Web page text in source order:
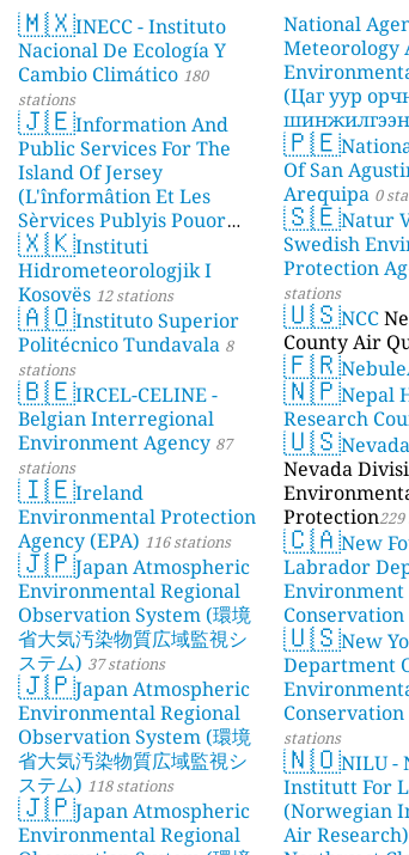
🇲🇽INECC - Instituto
Nacional De Ecología Y
Cambio Climático 180
stations
🇯🇪Information And
Public Services For The
Island Of Jersey
(L'înformâtion Et Les
Sèrvices Publyis Pouor
I'Île Dé Jèrri) 2 stations
🇽🇰Instituti
Hidrometeorologjik I
Kosovës 12 stations
🇦🇴Instituto Superior
Politécnico Tundavala 8
stations
🇧🇪IRCEL-CELINE -
Belgian Interregional
Environment Agency 87
stations
🇮🇪Ireland
Environmental Protection
Agency (EPA) 116 stations
🇯🇵Japan Atmospheric
Environmental Regional
Observation System (環境
省大気汚染物質広域監視シ
ステム) 37 stations
🇯🇵Japan Atmospheric
Environmental Regional
Observation System (環境
省大気汚染物質広域監視シ
ステム) 118 stations
🇯🇵Japan Atmospheric
Environmental Regional
National
Meteorology
(Цаг уур
stations
🇵🇪
Of San
Arequipa 0
🇸🇪Natur
Swedish
Protection
stations
🇺🇸NCC
County Air
🇫🇷
🇳🇵Nepal
Research
🇺🇸
Nevada
Protection
🇨🇦New
Labrador
Environment
Conservation
🇺🇸New
Department
Conservation
stations
🇳🇴NILU -
Institutt For
(Norwegian
Air Research)